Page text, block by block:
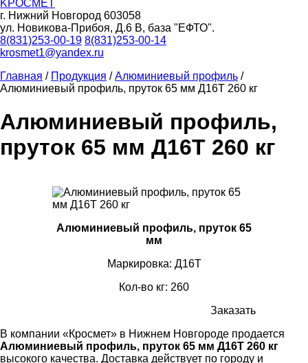
KРОСМЕТ
г. Нижний Новгород 603058
ул. Новикова-Прибоя, Д.6 В, база "ЕФТО".
8(831)253-00-19 8(831)253-00-14
krosmet1@yandex.ru
Главная / Продукция /Алюминиевый профиль /
Алюминиевый профиль, пруток 65 мм Д16Т 260 кг
Алюминиевый профиль,
пруток 65 мм Д16Т 260 кг
Алюминиевый профиль, пруток 65
мм
Маркировка: Д16Т
Кол-во кг: 260
Заказать
В компании «Кросмет» в Нижнем Новгороде продается
Алюминиевый профиль, пруток 65 мм Д16Т 260 кг
высокого качества. Доставка действует по городу и